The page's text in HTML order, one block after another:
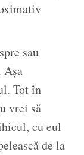
sau
Așa
Tot în
vrei să
cu eul
de la